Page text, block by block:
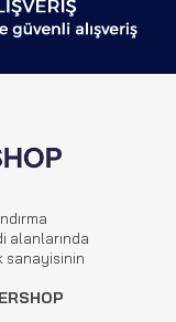
alanlarında
sanayisinin